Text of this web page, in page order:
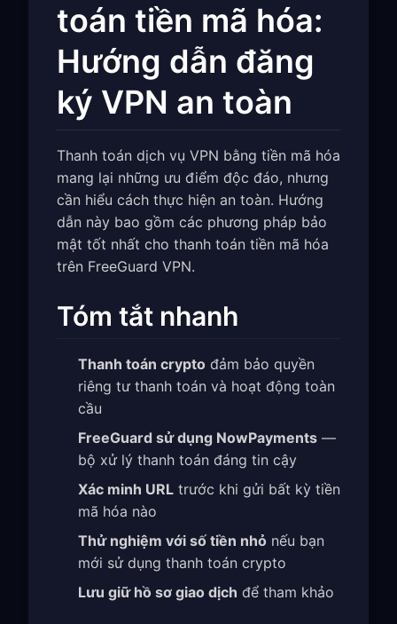
toán tiền mã hóa:
Hướng dẫn đăng
ký VPN an toàn
Thanh toán dịch vụ VPN bằng tiền mã hóa
mang lại những ưu điểm độc đáo, nhưng
cần hiểu cách thực hiện an toàn. Hướng
dẫn này bao gồm các phương pháp bảo
mật tốt nhất cho thanh toán tiền mã hóa
trên FreeGuard VPN.
Tóm tắt nhanh
Thanh toán crypto đảm bảo quyền
riêng tư thanh toán và hoạt động toàn
cầu
FreeGuard sử dụng NowPayments —
bộ xử lý thanh toán đáng tin cậy
Xác minh URL trước khi gửi bất kỳ tiền
mã hóa nào
Thử nghiệm với số tiền nhỏ nếu bạn
mới sử dụng thanh toán crypto
Lưu giữ hồ sơ giao dịch để tham khảo